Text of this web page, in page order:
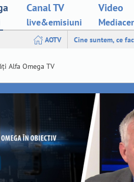
Canal TV
live&emisiuni
Video
AOTV Cine suntem, ce
Alfa Omega TV